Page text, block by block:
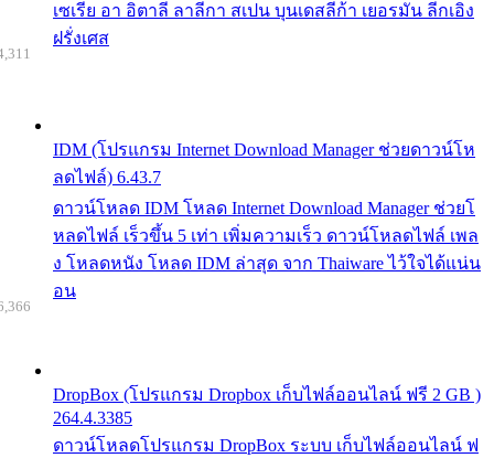
เซเรีย อา อิตาลี ลาลีกา สเปน บุนเดสลีก้า เยอรมัน ลีกเอิง
ฝรั่งเศส
IDM (โปรแกรม Internet Download Manager ช่วยดาวน์โห
ลดไฟล์) 6.43.7
ดาวน์โหลด IDM โหลด Internet Download Manager ช่วยโ
หลดไฟล์ เร็วขึ้น 5 เท่า เพิ่มความเร็ว ดาวน์โหลดไฟล์ เพล
ง โหลดหนัง โหลด IDM ล่าสุด จาก Thaiware ไว้ใจได้แน่น
อน
DropBox (โปรแกรม Dropbox เก็บไฟล์ออนไลน์ ฟรี 2 GB )
264.4.3385
ดาวน์โหลดโปรแกรม DropBox ระบบ เก็บไฟล์ออนไลน์ ฟ